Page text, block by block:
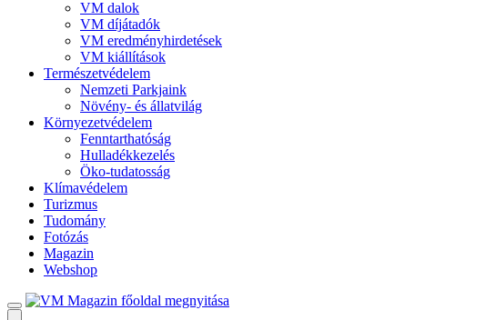
VM dalok
VM díjátadók
VM eredményhirdetések
VM kiállítások
Természetvédelem
Nemzeti Parkjaink
Növény- és állatvilág
Környezetvédelem
Fenntarthatóság
Hulladékkezelés
Öko-tudatosság
Klímavédelem
Turizmus
Tudomány
Fotózás
Magazin
Webshop